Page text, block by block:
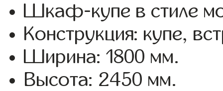
Шкаф-купе в стиле
Конструкция: купе,
Ширина: 1800 мм.
Высота: 2450 мм.